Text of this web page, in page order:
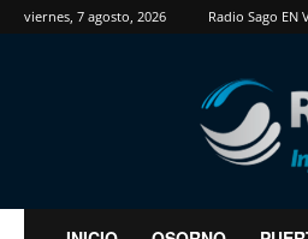
viernes, 7 agosto, 2026 Radio Sago EN
RadioSago